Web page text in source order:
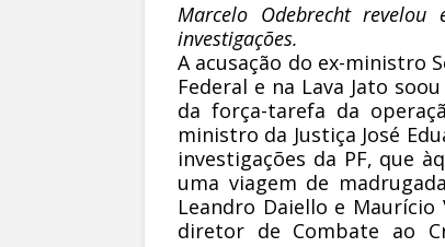
Marcelo Odebrecht
investigações.
A acusação do ex-ministro
Federal e na Lava Jato
da força-tarefa da
ministro da Justiça José
investigações da PF, que
uma viagem de
Leandro Daiello e Maurício
diretor de Combate ao